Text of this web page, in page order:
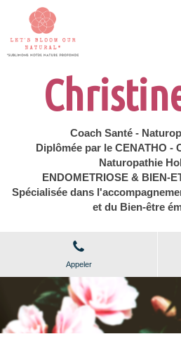
Coach Santé -
Diplômée par le CENATHO -
Naturopathie
ENDOMETRIOSE & BIEN-
Spécialisée dans
et du Bien-être
Appeler